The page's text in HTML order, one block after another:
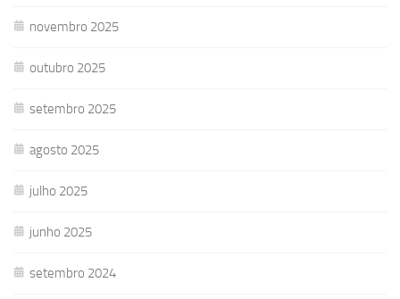
novembro 2025
outubro 2025
setembro 2025
agosto 2025
julho 2025
junho 2025
setembro 2024